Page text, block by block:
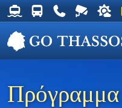
Δρομολόγια Φέρυ για
Δρομολόγια
ΧρήσιμαΖωντανή
Ο